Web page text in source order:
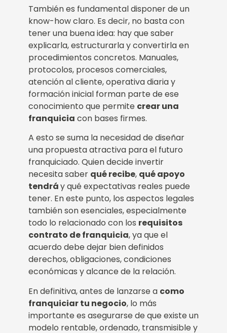
También es fundamental disponer de un
know-how claro. Es decir, no basta con
tener una buena idea: hay que saber
explicarla, estructurarla y convertirla en
procedimientos concretos. Manuales,
protocolos, procesos comerciales,
atención al cliente, operativa diaria y
formación inicial forman parte de ese
conocimiento que permite crear una
franquicia con bases firmes.
A esto se suma la necesidad de diseñar
una propuesta atractiva para el futuro
franquiciado. Quien decide invertir
necesita saber qué recibe, qué apoyo
tendráy qué expectativas reales puede
tener. En este punto, los aspectos legales
también son esenciales, especialmente
todo lo relacionado con los requisitos
contrato de franquicia, ya que el
acuerdo debe dejar bien definidos
derechos, obligaciones, condiciones
económicas y alcance de la relación.
En definitiva, antes de lanzarse a como
franquiciar tu negocio, lo más
importante es asegurarse de que existe un
modelo rentable, ordenado, transmisible y